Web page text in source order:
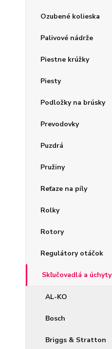
Ozubené kolieska
Palivové nádrže
Piestne krúžky
Piesty
Podložky na brúsky
Prevodovky
Puzdrá
Pružiny
Reťaze na píly
Rolky
Rotory
Regulátory otáčok
Skľučovadlá a úchyty
AL-KO
Bosch
Briggs & Stratton